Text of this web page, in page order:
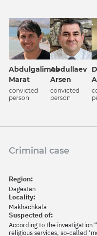
Abdulgalimov
Marat
convicted
person
Abdullaev
Arsen
convicted
person
Criminal case
Region:
Dagestan
Locality:
Makhachkala
Suspected of:
According to the investigation
religious services, so-called